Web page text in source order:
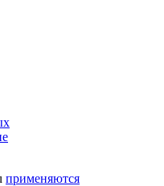
применяются